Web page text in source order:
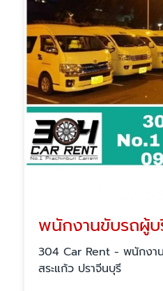
พนักงานขับรถผู้บ
304 Car Rent - พนักงา
สระแก้ว ปราจีนบุรี